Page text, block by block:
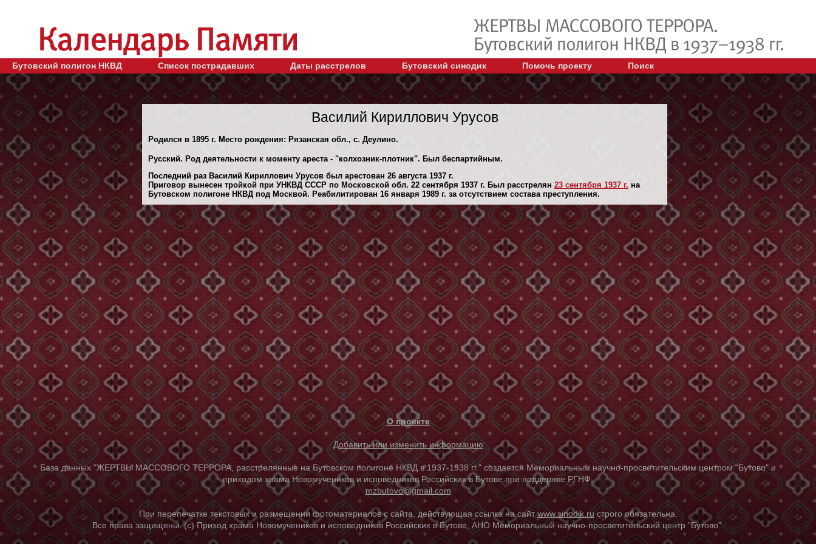
Бутовский полигон НКВД Список пострадавших Даты расстрелов Бутовский синодик Помочь проекту Поиск
Василий Кириллович Урусов
Родился в 1895 г. Место рождения: Рязанская обл., с. Деулино.
Русский. Род деятельности к моменту ареста - "колхозник-плотник". Был беспартийным.
Последний раз Василий Кириллович Урусов был арестован 26 августа 1937 г.
Приговор вынесен тройкой при УНКВД СССР по Московской обл. 22 сентября 1937 г. Был расстрелян 23 сентября 1937 г. на
Бутовском полигоне НКВД под Москвой. Реабилитирован 16 января 1989 г. за отсутствием состава преступления.
О проекте
Добавить или изменить информацию
База данных "ЖЕРТВЫ МАССОВОГО ТЕРРОРА, расстрелянные на Бутовском полигоне НКВД в 1937-1938 гг." создается Мемориальным научно-просветительским центром "Бутово" и
приходом храма Новомучеников и исповедников Российских в Бутове при поддержке РГНФ.
mzbutovo@gmail.com
При перепечатке текстовых и размещении фотоматериалов с сайта, действующая ссылка на сайтwww.sinodik.ru строго обязательна.
Все права защищены. (с) Приход храма Новомучеников и исповедников Российских в Бутове, АНО Мемориальный научно-просветительский центр "Бутово".